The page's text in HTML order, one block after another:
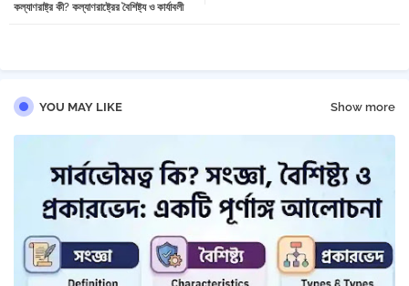
tter
কল্যাণরাষ্ট্র কী? কল্যাণরাষ্ট্রের বৈশিষ্ট্য ও কার্যাবলী
YOU MAY LIKE Show more